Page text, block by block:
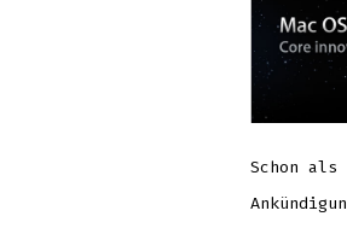
Schon als